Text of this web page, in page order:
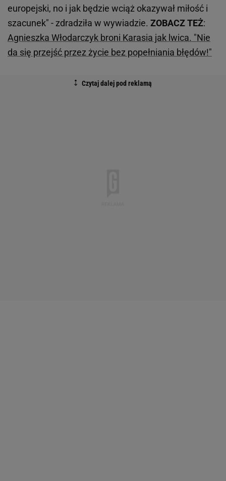
europejski, no i jak będzie wciąż okazywał miłość i
szacunek" - zdradziła w wywiadzie. ZOBACZ TEŻ:
Agnieszka Włodarczyk broni Karasia jak lwica. "Nie
da się przejść przez życie bez popełniania błędów!"